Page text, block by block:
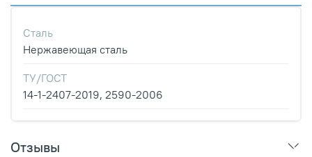
Сталь
Нержавеющая сталь
ТУ/ГОСТ
14-1-2407-2019, 2590-2006
Отзывы